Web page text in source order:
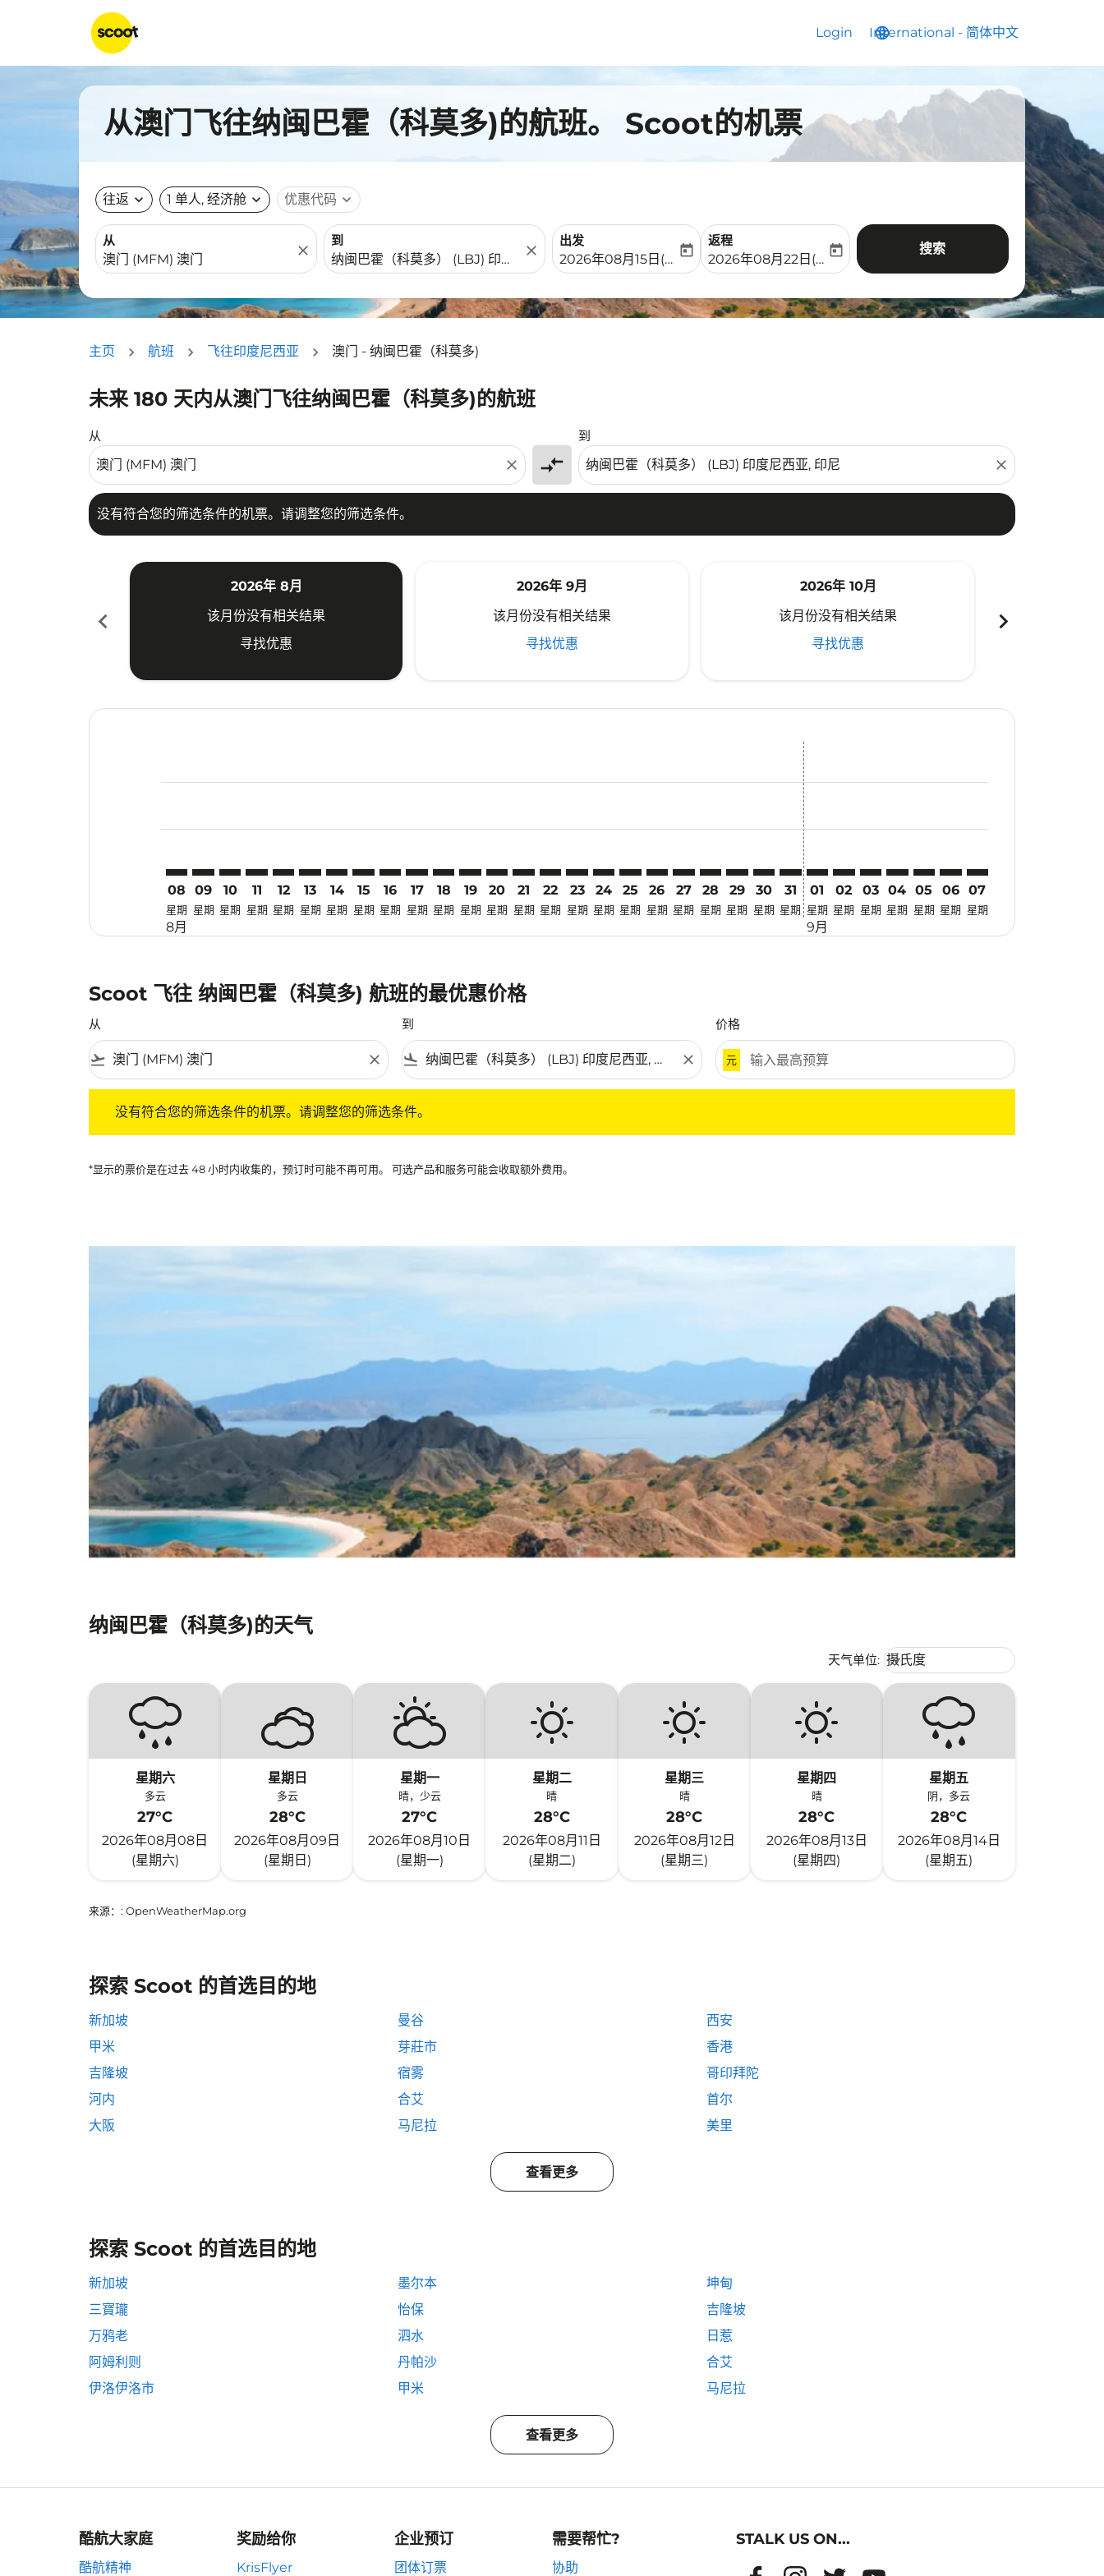
Login language
International - 简体中文
keyboard_arrow_down
从澳门飞往纳闽巴霍（科莫多)的航班。 Scoot的机票
往返 expand_more 1 单人, 经济舱 expand_more 优惠代码 expand_more
从
close
到
close
出发
fc-booking-departure-date-aria-label
2026年08月15日(周六)
today
返程
fc-booking-return-date-aria-label
2026年08月22日(周六)
today 搜索
主页 航班 飞往印度尼西亚 澳门 - 纳闽巴霍（科莫多)
未来 180 天内从澳门飞往纳闽巴霍（科莫多)的航班
从
close compare_arrows
到
close
没有符合您的筛选条件的机票。请调整您的筛选条件。
没有符合您的筛选条件的机票。请调整您的筛选条件。
chevron_left
2026年 8月
该月份没有相关结果
寻找优惠
2026年 9月
该月份没有相关结果
寻找优惠
2026年 10月
该月份没有相关结果
寻找优惠
chevron_right
08
星期
8月
09
星期
10
星期
11
星期
12
星期
13
星期
14
星期
15
星期
16
星期
17
星期
18
星期
19
星期
20
星期
21
星期
MFM–LBJ: cmp-view-offers-disclaimer. 寻找优惠
22
星期
MFM–LBJ: cmp-view-offers-disclaimer. 寻找优惠
23
星期
MFM–LBJ: cmp-view-offers-disclaimer. 寻找优惠
24
星期
MFM–LBJ: cmp-view-offers-disclaimer. 寻找优惠
25
星期
MFM–LBJ: cmp-view-offers-disclaimer. 寻找优惠
26
星期
MFM–LBJ: cmp-view-offers-disclaimer. 寻找优惠
27
星期
MFM–LBJ: cmp-view-offers-disclaimer. 寻找优惠
28
星期
MFM–LBJ: cmp-view-offers-disclaimer. 寻找优惠
29
星期
MFM–LBJ: cmp-view-offers-disclaimer. 寻找优惠
30
星期
MFM–LBJ: cmp-view-offers-disclaimer. 寻找优惠
31
星期
01
星期
9月
02
星期
03
星期
04
星期
05
星期
06
星期
07
星期
Scoot 飞往 纳闽巴霍（科莫多) 航班的最优惠价格
从
flight_takeoff close
到
flight_land close
价格
元
没有符合您的筛选条件的机票。请调整您的筛选条件。
*显示的票价是在过去 48 小时内收集的，预订时可能不再可用。 可选产品和服务可能会收取额外费用。
纳闽巴霍（科莫多)的天气
天气单位: Weather unit option 摄氏度
摄氏度
keyboard_arrow_down
星期六
多云
27°C
2026年08月08日
(星期六)
星期日
多云
28°C
2026年08月09日
(星期日)
星期一
晴，少云
27°C
2026年08月10日
(星期一)
星期二
晴
28°C
2026年08月11日
(星期二)
星期三
晴
28°C
2026年08月12日
(星期三)
星期四
晴
28°C
2026年08月13日
(星期四)
星期五
阴，多云
28°C
2026年08月14日
(星期五)
来源： : OpenWeatherMap.org
探索 Scoot 的首选目的地
新加坡 曼谷
西安
甲米
芽莊市
香港
吉隆坡
宿雾
哥印拜陀
河内
合艾
首尔
大阪
马尼拉 美里
查看更多
探索 Scoot 的首选目的地
新加坡 墨尔本
坤甸
三寶瓏
怡保
吉隆坡
万鸦老
泗水
日惹
阿姆利则
丹帕沙
合艾
伊洛伊洛市
甲米 马尼拉
查看更多
酷航大家庭
酷航精神
奖励给你
KrisFlyer
企业预订
团体订票
需要帮忙?
协助
STALK US ON...